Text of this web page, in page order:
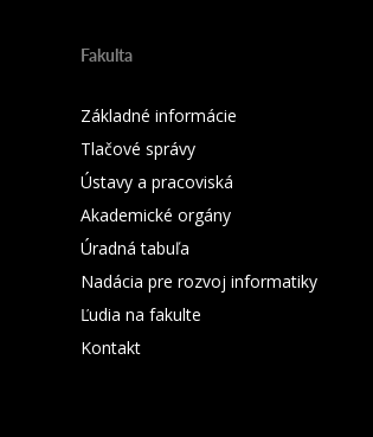
Fakulta
Základné informácie
Tlačové správy
Ústavy a pracoviská
Akademické orgány
Úradná tabuľa
Nadácia pre rozvoj informatiky
Ľudia na fakulte
Kontakt